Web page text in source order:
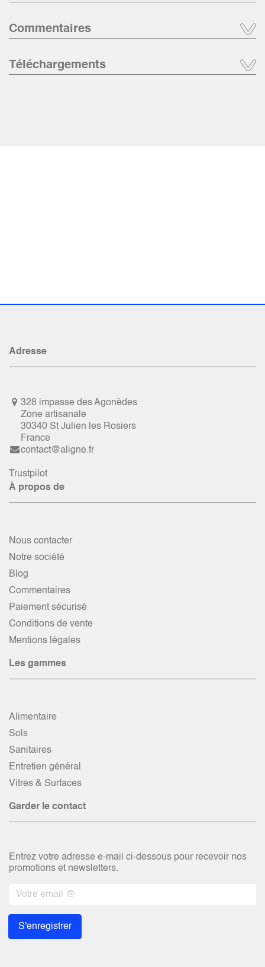
Commentaires
Téléchargements
Adresse
328 impasse des Agonèdes
Zone artisanale
30340 St Julien les Rosiers
France
contact@aligne.fr
Trustpilot
À propos de
Nous contacter
Notre société
Blog
Commentaires
Paiement sécurisé
Conditions de vente
Mentions légales
Les gammes
Alimentaire
Sols
Sanitaires
Entretien général
Vitres & Surfaces
Garder le contact
Entrez votre adresse e-mail ci-dessous pour recevoir nos
promotions et newsletters.
S'enregistrer